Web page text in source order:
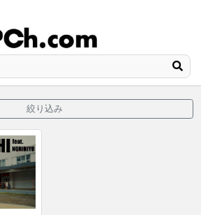
絞り込み